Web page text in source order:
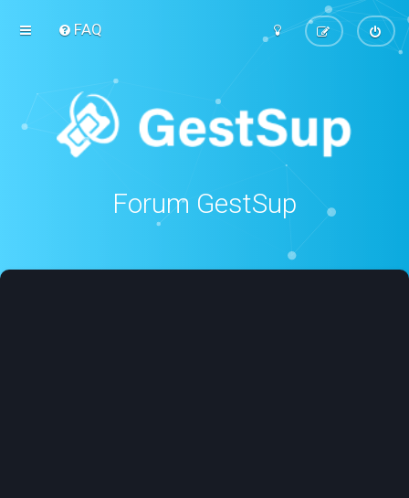
FAQ
Forum GestSup